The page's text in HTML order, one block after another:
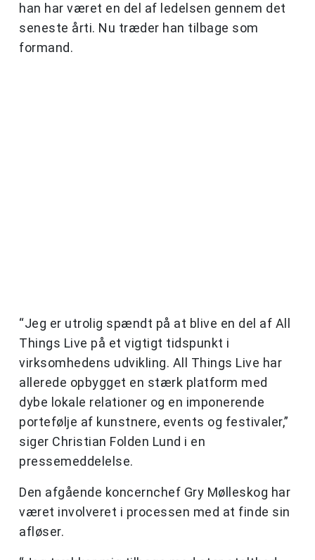
han har været en del af ledelsen gennem det
seneste årti. Nu træder han tilbage som
formand.
“Jeg er utrolig spændt på at blive en del af All
Things Live på et vigtigt tidspunkt i
virksomhedens udvikling. All Things Live har
allerede opbygget en stærk platform med
dybe lokale relationer og en imponerende
portefølje af kunstnere, events og festivaler,”
siger Christian Folden Lund i en
pressemeddelelse.
Den afgående koncernchef Gry Mølleskog har
været involveret i processen med at finde sin
afløser.